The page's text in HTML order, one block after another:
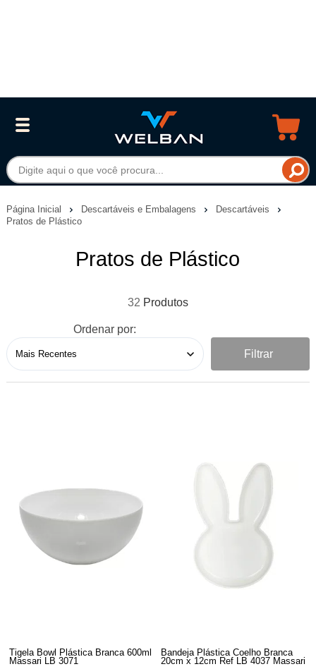
Página Inicial Descartáveis e Embalagens
Descartáveis
Pratos de Plástico
Pratos de Plástico
32
Ordenar por:
Filtrar
Tigela Bowl Plástica Branca 600ml
Massari LB 3071
Bandeja Plástica Coelho Branca
20cm x 12cm Ref LB 4037 Massari